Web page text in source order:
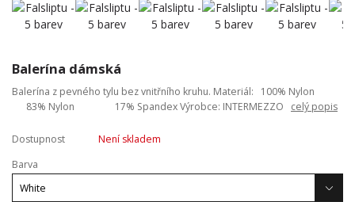
Balerína dámská
Balerína z pevného tylu bez vnitřního kruhu. Materiál: 100% Nylon
83% Nylon 17% Spandex Výrobce: INTERMEZZO celý popis
Dostupnost
Není skladem
Barva